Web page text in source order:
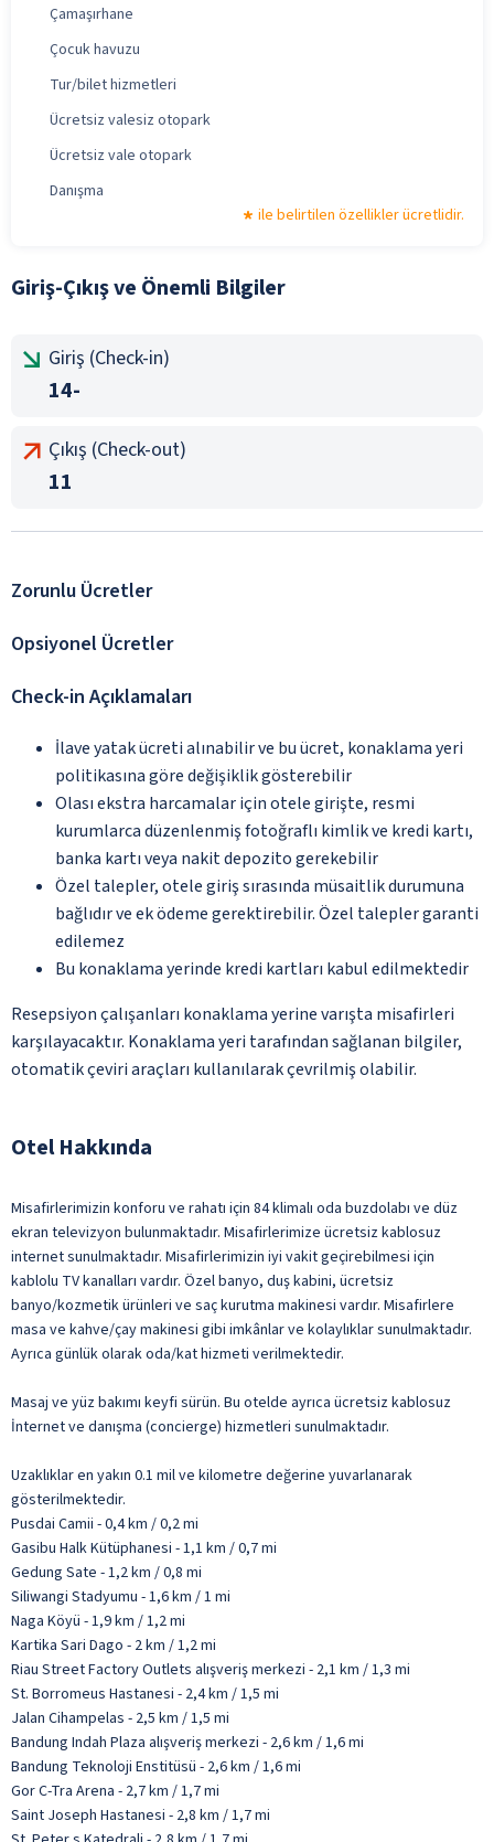
Çamaşırhane
Çocuk havuzu
Tur/bilet hizmetleri
Ücretsiz valesiz otopark
Ücretsiz vale otopark
Danışma
ile belirtilen özellikler ücretlidir.
Giriş-Çıkış ve Önemli Bilgiler
Giriş (Check-in)
14-
Çıkış (Check-out)
11
Zorunlu Ücretler
Opsiyonel Ücretler
Check-in Açıklamaları
İlave yatak ücreti alınabilir ve bu ücret, konaklama yeri
politikasına göre değişiklik gösterebilir
Olası ekstra harcamalar için otele girişte, resmi
kurumlarca düzenlenmiş fotoğraflı kimlik ve kredi kartı,
banka kartı veya nakit depozito gerekebilir
Özel talepler, otele giriş sırasında müsaitlik durumuna
bağlıdır ve ek ödeme gerektirebilir. Özel talepler garanti
edilemez
Bu konaklama yerinde kredi kartları kabul edilmektedir
Resepsiyon çalışanları konaklama yerine varışta misafirleri
karşılayacaktır. Konaklama yeri tarafından sağlanan bilgiler,
otomatik çeviri araçları kullanılarak çevrilmiş olabilir.
Otel Hakkında
Misafirlerimizin konforu ve rahatı için 84 klimalı oda buzdolabı ve düz
ekran televizyon bulunmaktadır. Misafirlerimize ücretsiz kablosuz
internet sunulmaktadır. Misafirlerimizin iyi vakit geçirebilmesi için
kablolu TV kanalları vardır. Özel banyo, duş kabini, ücretsiz
banyo/kozmetik ürünleri ve saç kurutma makinesi vardır. Misafirlere
masa ve kahve/çay makinesi gibi imkânlar ve kolaylıklar sunulmaktadır.
Ayrıca günlük olarak oda/kat hizmeti verilmektedir.
Masaj ve yüz bakımı keyfi sürün. Bu otelde ayrıca ücretsiz kablosuz
İnternet ve danışma (concierge) hizmetleri sunulmaktadır.
Uzaklıklar en yakın 0.1 mil ve kilometre değerine yuvarlanarak
gösterilmektedir.
Pusdai Camii - 0,4 km / 0,2 mi
Gasibu Halk Kütüphanesi - 1,1 km / 0,7 mi
Gedung Sate - 1,2 km / 0,8 mi
Siliwangi Stadyumu - 1,6 km / 1 mi
Naga Köyü - 1,9 km / 1,2 mi
Kartika Sari Dago - 2 km / 1,2 mi
Riau Street Factory Outlets alışveriş merkezi - 2,1 km / 1,3 mi
St. Borromeus Hastanesi - 2,4 km / 1,5 mi
Jalan Cihampelas - 2,5 km / 1,5 mi
Bandung Indah Plaza alışveriş merkezi - 2,6 km / 1,6 mi
Bandung Teknoloji Enstitüsü - 2,6 km / 1,6 mi
Gor C-Tra Arena - 2,7 km / 1,7 mi
Saint Joseph Hastanesi - 2,8 km / 1,7 mi